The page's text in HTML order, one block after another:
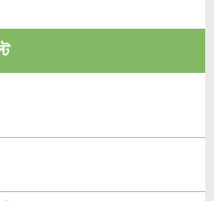
পরিবর্তনের উদাহরণ
উদাহরণ দাও
ও শুদ্ধ প্রয়োগ